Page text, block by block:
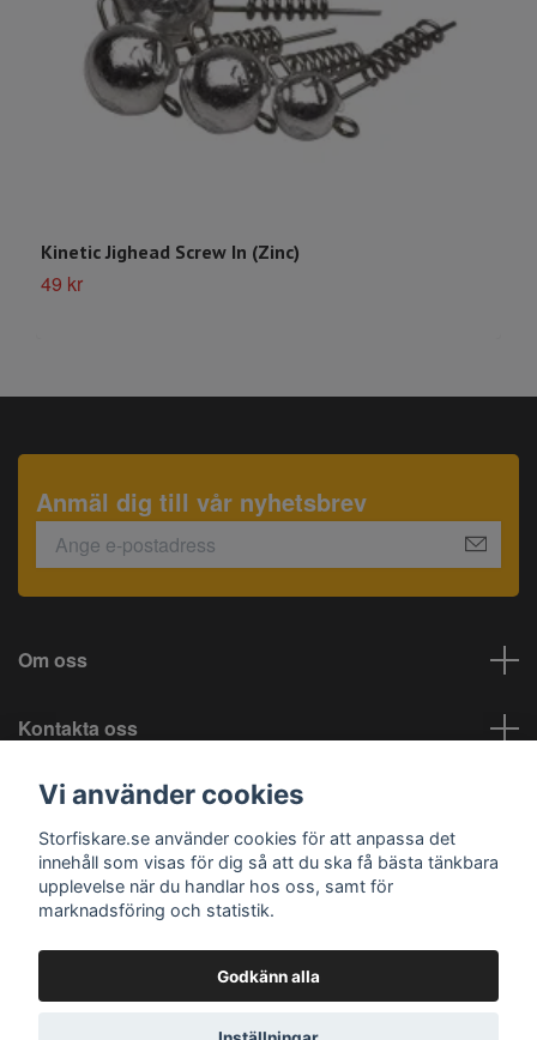
Kinetic Jighead Screw In (Zinc)
49 kr
Anmäl dig till vår nyhetsbrev
Om oss
Kontakta oss
Information
Sociala medier
© 2026 Storfiskare.se
Vi använder cookies
Storfiskare.se använder cookies för att anpassa det
innehåll som visas för dig så att du ska få bästa tänkbara
upplevelse när du handlar hos oss, samt för
marknadsföring och statistik.
Godkänn alla